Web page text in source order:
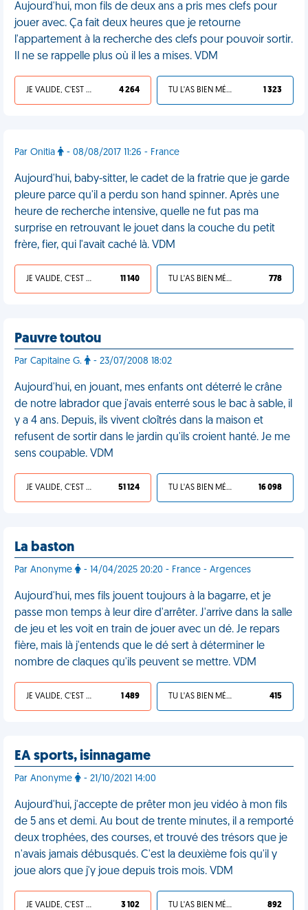
Aujourd'hui, mon fils de deux ans a pris mes clefs pour
jouer avec. Ça fait deux heures que je retourne
l'appartement à la recherche des clefs pour pouvoir sortir.
Il ne se rappelle plus où il les a mises. VDM
JE VALIDE, C'EST UNE VDM 4 264 TU L'AS BIEN MÉRITÉ 1 323
Par Onitia - 08/08/2017 11:26 - France
Aujourd'hui, baby-sitter, le cadet de la fratrie que je garde
pleure parce qu'il a perdu son hand spinner. Après une
heure de recherche intensive, quelle ne fut pas ma
surprise en retrouvant le jouet dans la couche du petit
frère, fier, qui l'avait caché là. VDM
JE VALIDE, C'EST UNE VDM 11 140 TU L'AS BIEN MÉRITÉ 778
Pauvre toutou
Par Capitaine G. - 23/07/2008 18:02
Aujourd'hui, en jouant, mes enfants ont déterré le crâne
de notre labrador que j'avais enterré sous le bac à sable, il
y a 4 ans. Depuis, ils vivent cloîtrés dans la maison et
refusent de sortir dans le jardin qu'ils croient hanté. Je me
sens coupable. VDM
JE VALIDE, C'EST UNE VDM 51 124 TU L'AS BIEN MÉRITÉ 16 098
La baston
Par Anonyme - 14/04/2025 20:20 - France - Argences
Aujourd'hui, mes fils jouent toujours à la bagarre, et je
passe mon temps à leur dire d'arrêter. J'arrive dans la salle
de jeu et les voit en train de jouer avec un dé. Je repars
fière, mais là j'entends que le dé sert à déterminer le
nombre de claques qu'ils peuvent se mettre. VDM
JE VALIDE, C'EST UNE VDM 1 489 TU L'AS BIEN MÉRITÉ 415
EA sports, isinnagame
Par Anonyme - 21/10/2021 14:00
Aujourd'hui, j'accepte de prêter mon jeu vidéo à mon fils
de 5 ans et demi. Au bout de trente minutes, il a remporté
deux trophées, des courses, et trouvé des trésors que je
n'avais jamais débusqués. C'est la deuxième fois qu'il y
joue alors que j'y joue depuis trois mois. VDM
JE VALIDE, C'EST UNE VDM 3 102 TU L'AS BIEN MÉRITÉ 892